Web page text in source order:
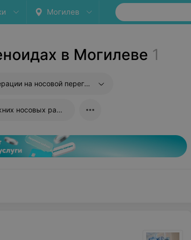
Могилев
в Могилеве 1
на носовой перегородке
Вазотомия нижних носовых раковин